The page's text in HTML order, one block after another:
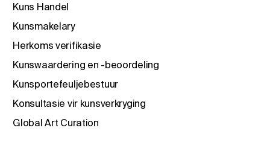
Kuns Handel
Kunsmakelary
Herkoms verifikasie
Kunswaardering en -beoordeling
Kunsportefeuljebestuur
Konsultasie vir kunsverkryging
Global Art Curation